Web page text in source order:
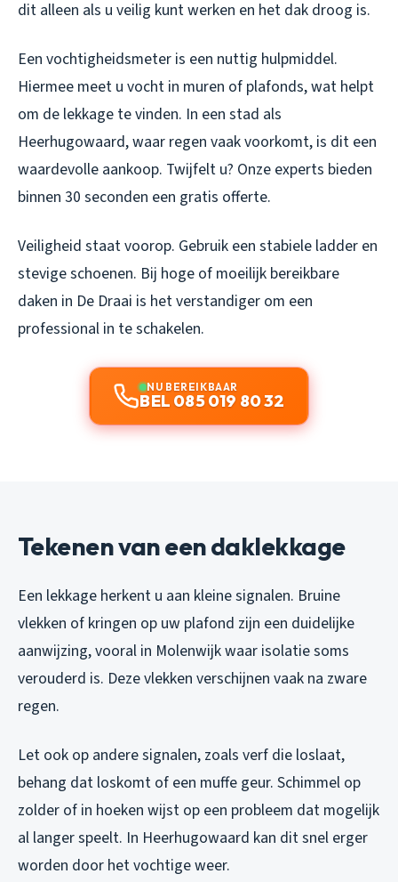
dit alleen als u veilig kunt werken en het dak droog is.
Een vochtigheidsmeter is een nuttig hulpmiddel.
Hiermee meet u vocht in muren of plafonds, wat helpt
om de lekkage te vinden. In een stad als
Heerhugowaard, waar regen vaak voorkomt, is dit een
waardevolle aankoop. Twijfelt u? Onze experts bieden
binnen 30 seconden een gratis offerte.
Veiligheid staat voorop. Gebruik een stabiele ladder en
stevige schoenen. Bij hoge of moeilijk bereikbare
daken in De Draai is het verstandiger om een
professional in te schakelen.
NU BEREIKBAAR
BEL 085 019 80 32
Tekenen van een daklekkage
Een lekkage herkent u aan kleine signalen. Bruine
vlekken of kringen op uw plafond zijn een duidelijke
aanwijzing, vooral in Molenwijk waar isolatie soms
verouderd is. Deze vlekken verschijnen vaak na zware
regen.
Let ook op andere signalen, zoals verf die loslaat,
behang dat loskomt of een muffe geur. Schimmel op
zolder of in hoeken wijst op een probleem dat mogelijk
al langer speelt. In Heerhugowaard kan dit snel erger
worden door het vochtige weer.